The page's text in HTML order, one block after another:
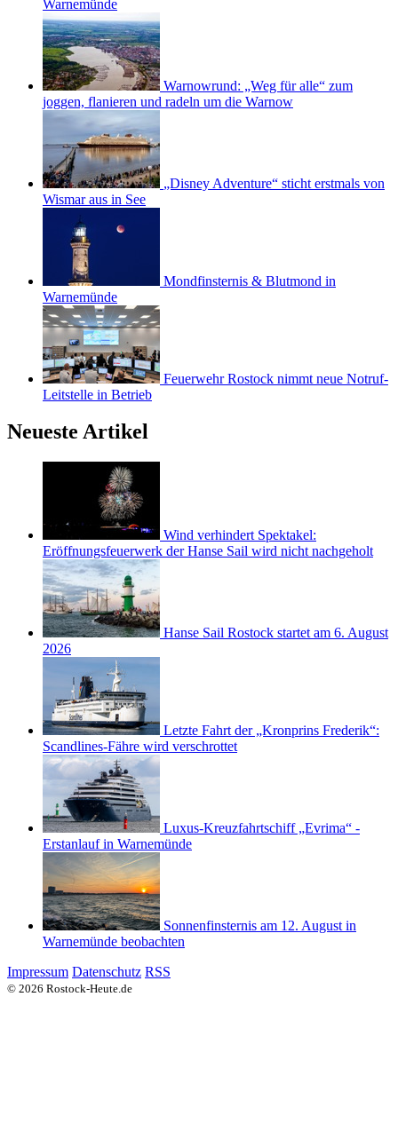
Warnemünde
Warnowrund: „Weg für alle“ zum
joggen, flanieren und radeln um die Warnow
„Disney Adventure“ sticht erstmals von
Wismar aus in See
Mondfinsternis & Blutmond in
Warnemünde
Feuerwehr Rostock nimmt neue Notruf-
Leitstelle in Betrieb
Neueste Artikel
Wind verhindert Spektakel:
Eröffnungsfeuerwerk der Hanse Sail wird nicht nachgeholt
Hanse Sail Rostock startet am 6. August
2026
Letzte Fahrt der „Kronprins Frederik“:
Scandlines-Fähre wird verschrottet
Luxus-Kreuzfahrtschiff „Evrima“ -
Erstanlauf in Warnemünde
Sonnenfinsternis am 12. August in
Warnemünde beobachten
Impressum Datenschutz RSS
© 2026 Rostock-Heute.de